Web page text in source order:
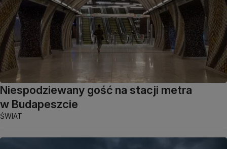
Niespodziewany gość na stacji metra
w Budapeszcie
ŚWIAT